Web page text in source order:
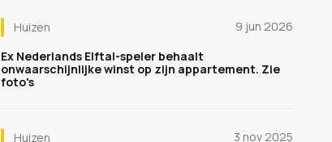
Huizen
9 jun 2026
Ex Nederlands Elftal-speler behaalt
onwaarschijnlijke winst op zijn appartement. Zie
foto's
Huizen
3 nov 2025